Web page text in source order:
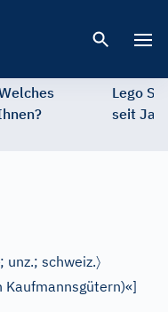
Lego
seit
; unz.; schweiz.〉
Kaufmannsgütern)«]